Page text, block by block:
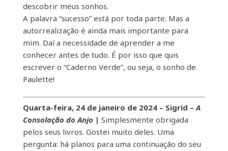
descobrir meus sonhos.
A palavra “sucesso” está por toda parte. Mas a
autorrealização é ainda mais importante para
mim. Daí a necessidade de aprender a me
conhecer antes de tudo. É por isso que quis
escrever o “Caderno Verde”, ou seja, o sonho de
Paulette!
Quarta-feira, 24 de janeiro de 2024 – Sigrid –A
Consolação do Anjo | Simplesmente obrigada
pelos seus livros. Gostei muito deles. Uma
pergunta: há planos para uma continuação do seu